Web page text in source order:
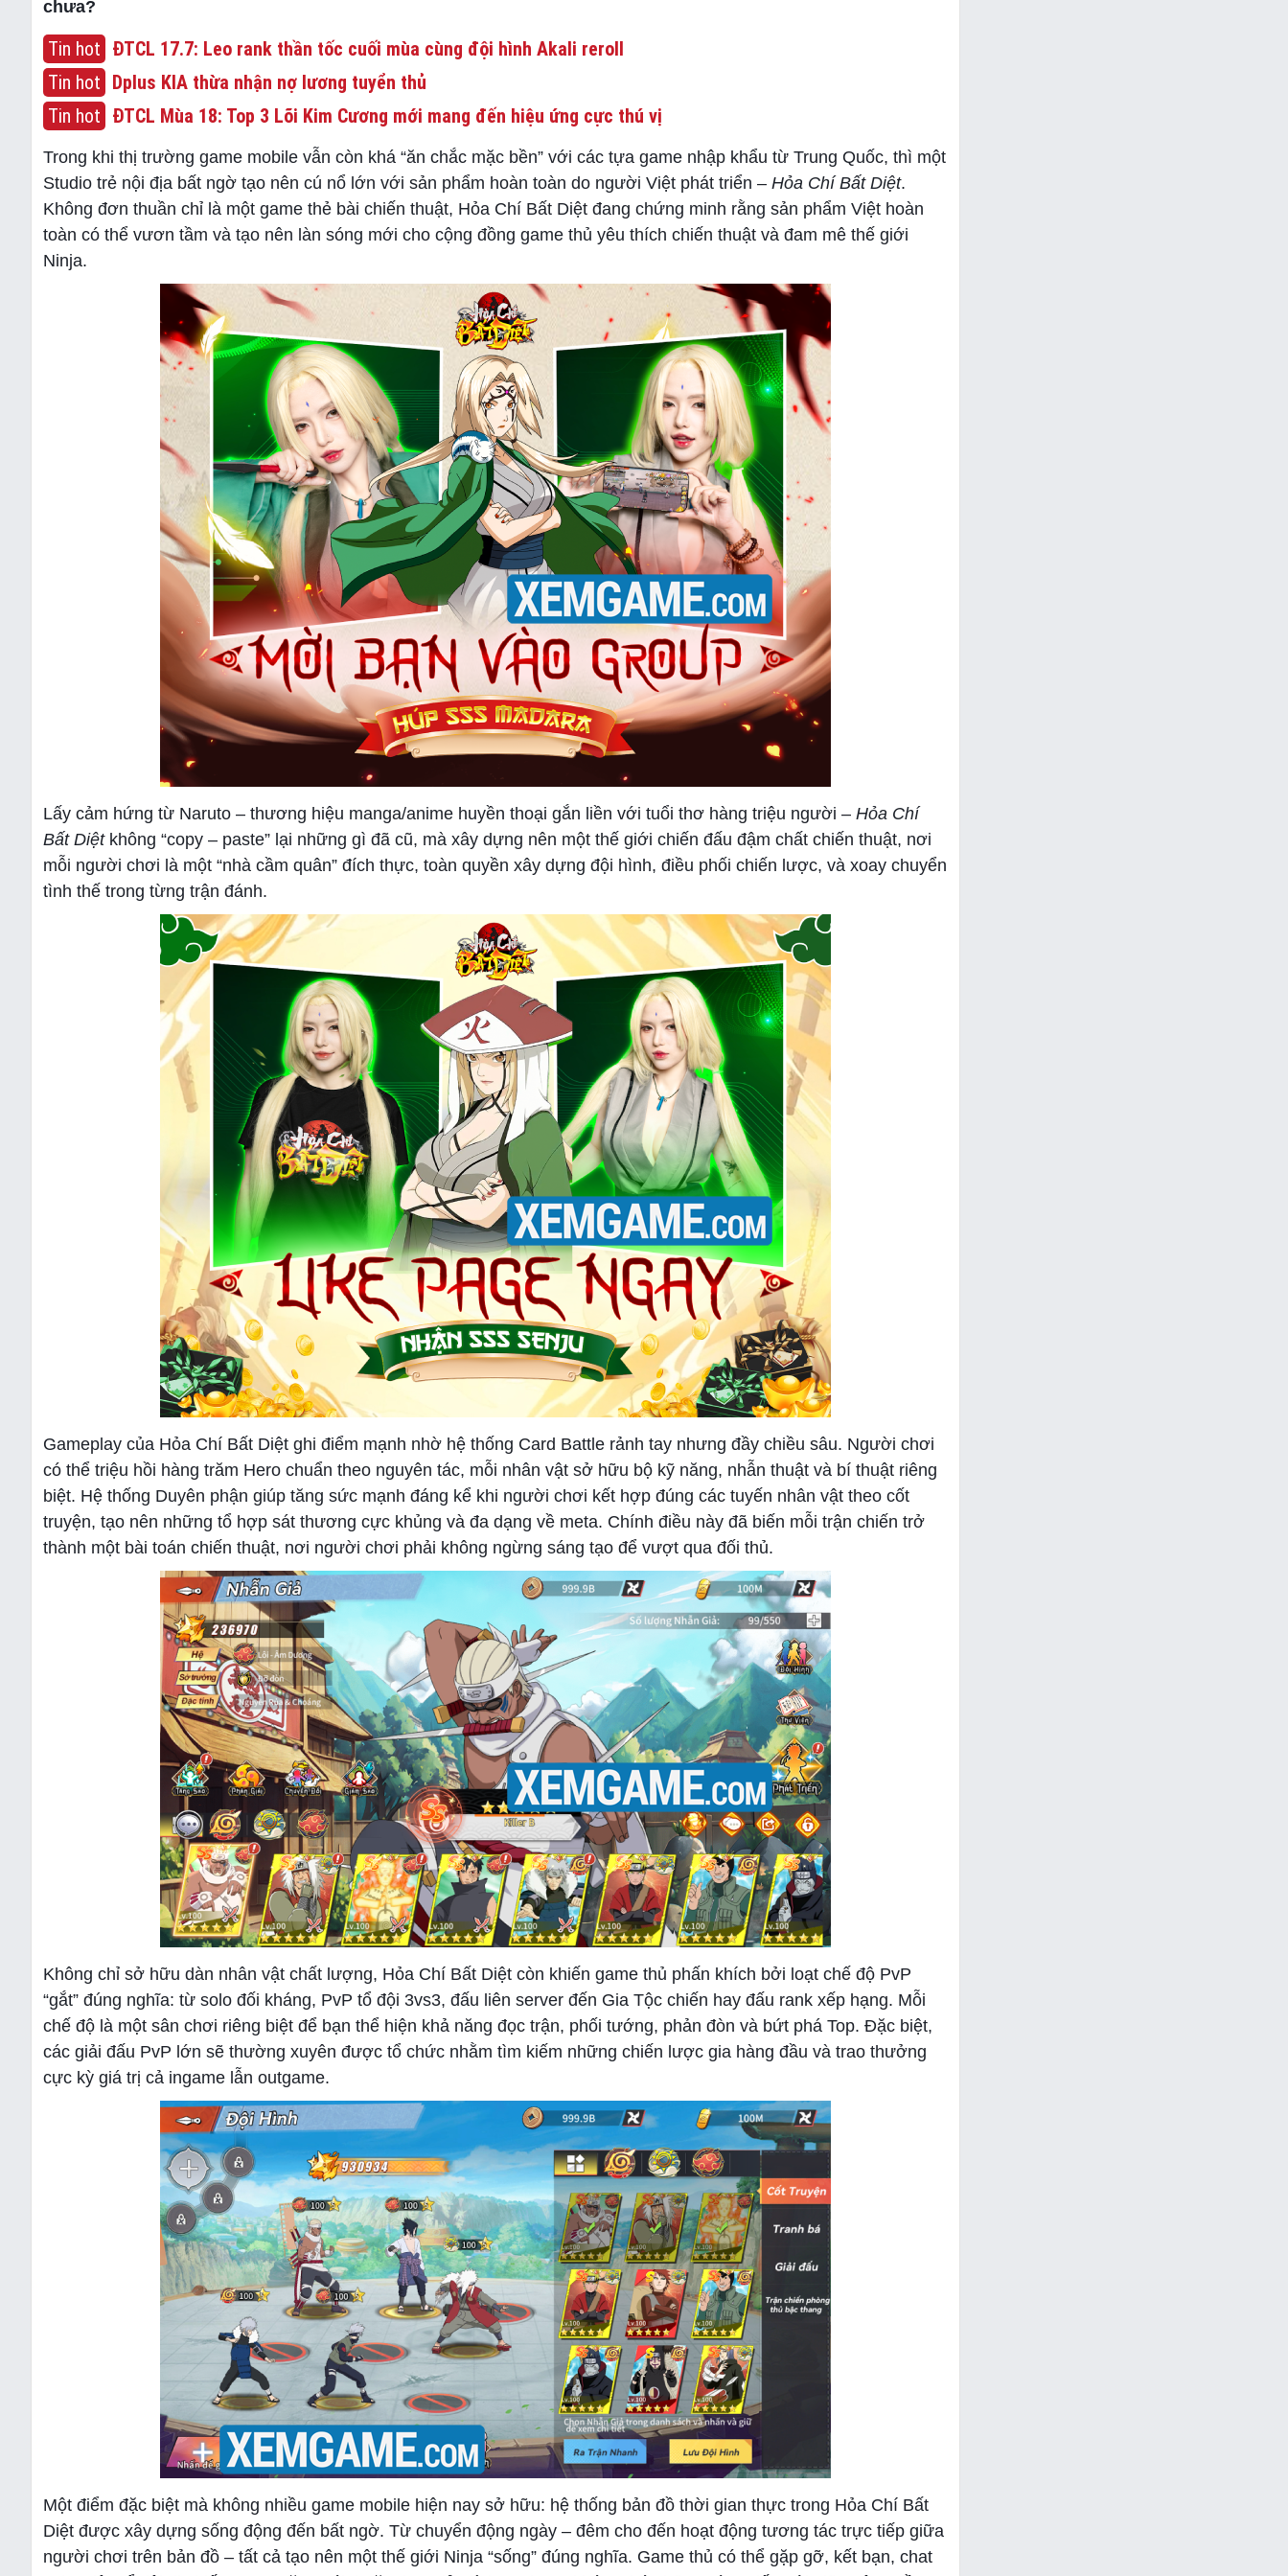
chưa?
Tin hot ĐTCL 17.7: Leo rank thần tốc cuối mùa cùng đội hình Akali reroll
Tin hot Dplus KIA thừa nhận nợ lương tuyển thủ
Tin hot ĐTCL Mùa 18: Top 3 Lõi Kim Cương mới mang đến hiệu ứng cực thú vị
Trong khi thị trường game mobile vẫn còn khá “ăn chắc mặc bền” với các tựa game nhập khẩu từ Trung Quốc, thì một
Studio trẻ nội địa bất ngờ tạo nên cú nổ lớn với sản phẩm hoàn toàn do người Việt phát triển – Hỏa Chí Bất Diệt.
Không đơn thuần chỉ là một game thẻ bài chiến thuật, Hỏa Chí Bất Diệt đang chứng minh rằng sản phẩm Việt hoàn
toàn có thể vươn tầm và tạo nên làn sóng mới cho cộng đồng game thủ yêu thích chiến thuật và đam mê thế giới
Ninja.
Lấy cảm hứng từ Naruto – thương hiệu manga/anime huyền thoại gắn liền với tuổi thơ hàng triệu người – Hỏa Chí
Bất Diệtkhông “copy – paste” lại những gì đã cũ, mà xây dựng nên một thế giới chiến đấu đậm chất chiến thuật, nơi
mỗi người chơi là một “nhà cầm quân” đích thực, toàn quyền xây dựng đội hình, điều phối chiến lược, và xoay chuyển
tình thế trong từng trận đánh.
Gameplay của Hỏa Chí Bất Diệt ghi điểm mạnh nhờ hệ thống Card Battle rảnh tay nhưng đầy chiều sâu. Người chơi
có thể triệu hồi hàng trăm Hero chuẩn theo nguyên tác, mỗi nhân vật sở hữu bộ kỹ năng, nhẫn thuật và bí thuật riêng
biệt. Hệ thống Duyên phận giúp tăng sức mạnh đáng kể khi người chơi kết hợp đúng các tuyến nhân vật theo cốt
truyện, tạo nên những tổ hợp sát thương cực khủng và đa dạng về meta. Chính điều này đã biến mỗi trận chiến trở
thành một bài toán chiến thuật, nơi người chơi phải không ngừng sáng tạo để vượt qua đối thủ.
Không chỉ sở hữu dàn nhân vật chất lượng, Hỏa Chí Bất Diệt còn khiến game thủ phấn khích bởi loạt chế độ PvP
“gắt” đúng nghĩa: từ solo đối kháng, PvP tổ đội 3vs3, đấu liên server đến Gia Tộc chiến hay đấu rank xếp hạng. Mỗi
chế độ là một sân chơi riêng biệt để bạn thể hiện khả năng đọc trận, phối tướng, phản đòn và bứt phá Top. Đặc biệt,
các giải đấu PvP lớn sẽ thường xuyên được tổ chức nhằm tìm kiếm những chiến lược gia hàng đầu và trao thưởng
cực kỳ giá trị cả ingame lẫn outgame.
Một điểm đặc biệt mà không nhiều game mobile hiện nay sở hữu: hệ thống bản đồ thời gian thực trong Hỏa Chí Bất
Diệt được xây dựng sống động đến bất ngờ. Từ chuyển động ngày – đêm cho đến hoạt động tương tác trực tiếp giữa
người chơi trên bản đồ – tất cả tạo nên một thế giới Ninja “sống” đúng nghĩa. Game thủ có thể gặp gỡ, kết bạn, chat